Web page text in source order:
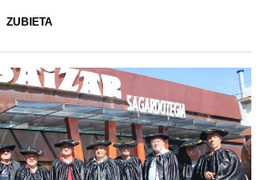
ZUBIETA